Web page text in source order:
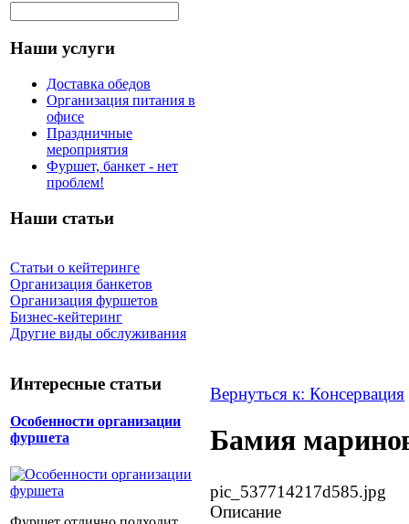
Наши услуги
Доставка обедов
Организация питания в
офисе
Праздничные
мероприятия
Фуршет, банкет - нет
проблем!
Наши статьи
Статьи о кейтеринге
Организация банкетов
Организация фуршетов
Бизнес-кейтеринг
Другие виды обслуживания
Интересные статьи
Особенности организации
фуршета
Вернуться к: Консервация
Бамия
pic_537714217d585.jpg
Описание